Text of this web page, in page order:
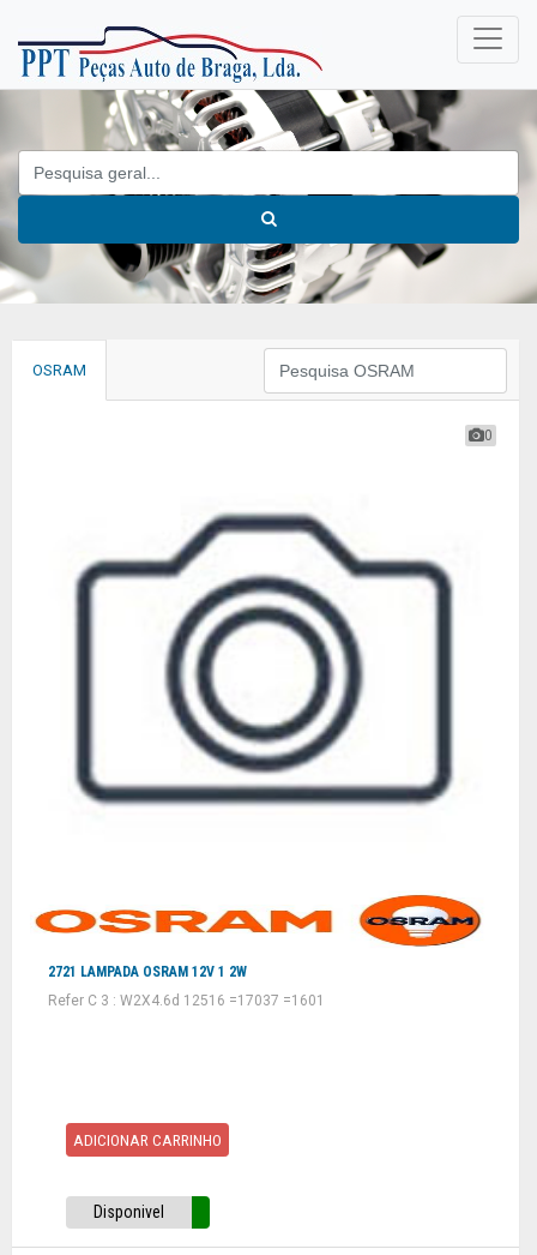
OSRAM
0
2721 LAMPADA OSRAM 12V 1 2W
Refer C 3 : W2X4.6d 12516 =17037 =1601
ADICIONAR CARRINHO
Disponivel